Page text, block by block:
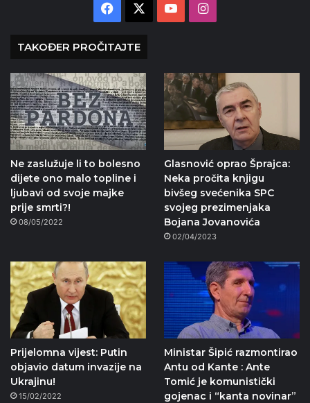
Facebook YouTubeInstagram
TAKOĐER PROČITAJTE
Ne zaslužuje li to bolesno
dijete ono malo topline i
ljubavi od svoje majke
prije smrti?!
08/05/2022
Glasnović oprao Šprajca:
Neka pročita knjigu
bivšeg svećenika SPC
svojeg prezimenjaka
Bojana Jovanovića
02/04/2023
Prijelomna vijest: Putin
objavio datum invazije na
Ukrajinu!
15/02/2022
Ministar Šipić razmontirao
Antu od Kante : Ante
Tomić je komunistički
gojenac i “kanta novinar”